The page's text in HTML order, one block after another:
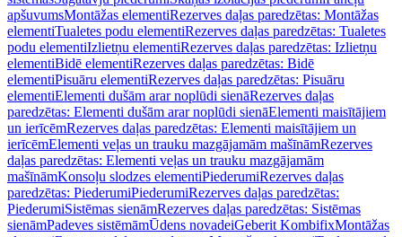
apšuvumsMontāžas elementiRezerves daļas paredzētas: Montāžas
elementiTualetes podu elementiRezerves daļas paredzētas: Tualetes
podu elementiIzlietņu elementiRezerves daļas paredzētas: Izlietņu
elementiBidē elementiRezerves daļas paredzētas: Bidē
elementiPisuāru elementiRezerves daļas paredzētas: Pisuāru
elementiElementi dušām arar noplūdi sienāRezerves daļas
paredzētas: Elementi dušām arar noplūdi sienāElementi maisītājiem
un ierīcēmRezerves daļas paredzētas: Elementi maisītājiem un
ierīcēmElementi veļas un trauku mazgājamām mašīnāmRezerves
daļas paredzētas: Elementi veļas un trauku mazgājamām
mašīnāmKonsoļu slodzes elementiPiederumiRezerves daļas
paredzētas: PiederumiPiederumiRezerves daļas paredzētas:
PiederumiSistēmas sienāmRezerves daļas paredzētas: Sistēmas
sienāmPadeves sistēmāmŪdens novadeiGeberit KombifixMontāžas